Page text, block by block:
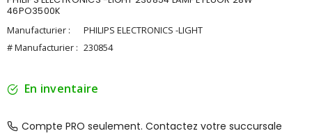
46PO3500K
Manufacturier :
PHILIPS ELECTRONICS -LIGHT
# Manufacturier : 230854
En inventaire
Compte PRO seulement. Contactez votre succursale